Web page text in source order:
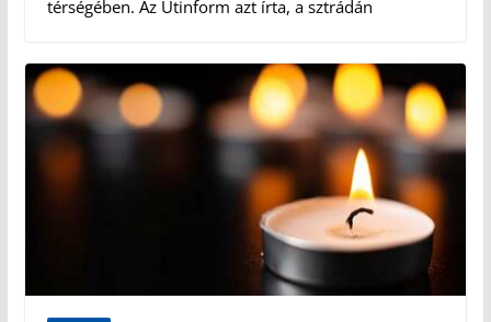
térségében. Az Útinform azt írta, a sztrádán